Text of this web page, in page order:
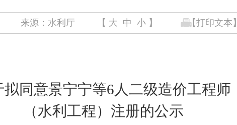
来源：水利厅 【 大 中 小 】 【打印文本】
拟同意景宁宁等6 人二级造价工程师
（水利工程） 注册的公示